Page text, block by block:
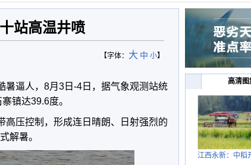
站高温井喷
【字体： 大 中 小】
暑逼人，8月3日-4日，据气象观测站统
镇达39.6度。
高压控制，形成连日晴朗、日射强烈的
解暑。
高清图
江西永新：中稻